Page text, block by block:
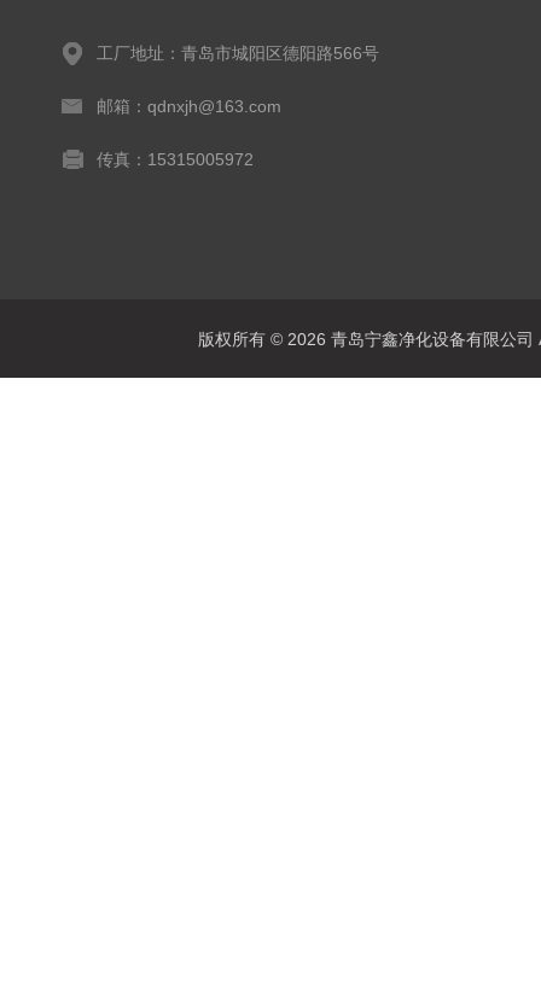
工厂地址：青岛市城阳区德阳路566号
邮箱：qdnxjh@163.com
传真：15315005972
版权所有 © 2026 青岛宁鑫净化设备有限